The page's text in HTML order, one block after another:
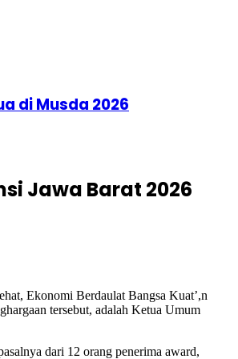
di Musda 2026
Jawa Barat 2026
Ekonomi Berdaulat Bangsa Kuat’,n
tersebut, adalah Ketua Umum
dari 12 orang penerima award,